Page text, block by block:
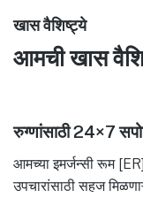
खास वैशिष्ट्ये
आमची खास
रुग्णांसाठी 24×7
आमच्या इमर्जन्सी रूम
उपचारांसाठी सहज